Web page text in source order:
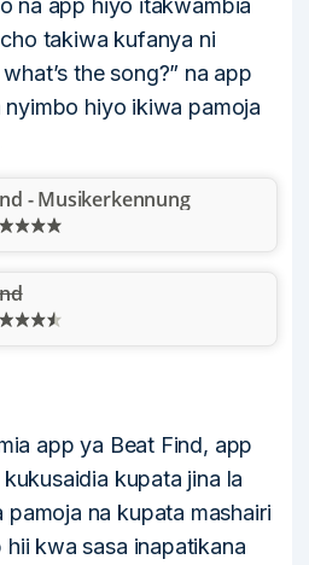
na app hiyo itakwambia
takiwa kufanya ni
the song?” na app
hiyo ikiwa pamoja
- Musikerkennung
app ya Beat Find, app
kupata jina la
na kupata mashairi
kwa sasa inapatikana